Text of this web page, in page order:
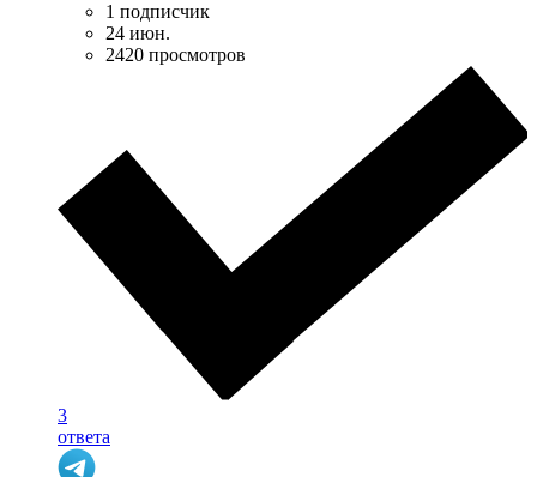
1 подписчик
24 июн.
2420 просмотров
3
ответа